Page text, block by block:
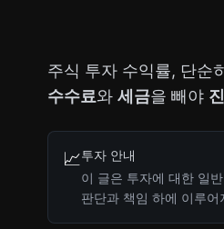
주식 투자 수익률, 단순
수수료와 세금을 빼야
📈투자 안내
이 글은 투자에 대한 일
판단과 책임 하에 이루어